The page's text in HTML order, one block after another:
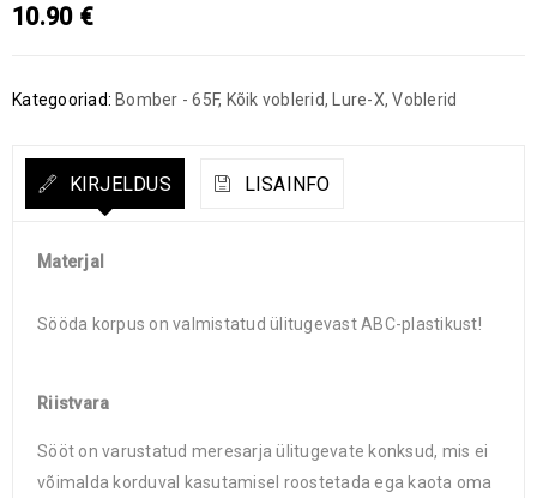
10.90 €
Kategooriad: Bomber - 65F, Kõik voblerid, Lure-X,Voblerid
KIRJELDUS LISAINFO
Materjal
Sööda korpus on valmistatud ülitugevast ABC-plastikust!
Riistvara
Sööt on varustatud meresarja ülitugevate konksud, mis ei
võimalda korduval kasutamisel roostetada ega kaota oma